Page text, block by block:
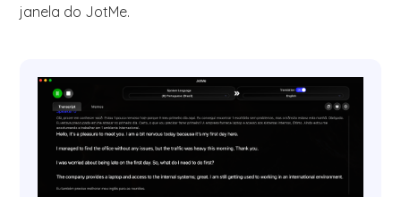
janela do JotMe.